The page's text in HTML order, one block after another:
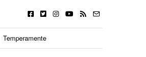
Temperamente